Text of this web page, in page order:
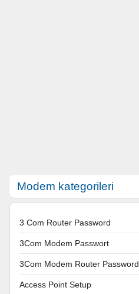
Modem kategorileri
3 Com Router Password
3Com Modem Passwort
3Com Modem Router Password
Access Point Setup